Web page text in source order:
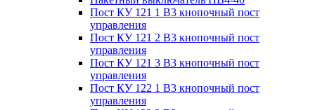
Пост КУ 121 1 В3 кнопочный пост
управления
Пост КУ 121 2 В3 кнопочный пост
управления
Пост КУ 121 3 В3 кнопочный пост
управления
Пост КУ 122 1 В3 кнопочный пост
управления